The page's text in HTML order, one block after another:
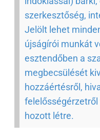
szerkesztőség,
Jelölt lehet
újságírói munkát
esztendőben a
megbecsülését
hozzáértésről,
hozott létre.